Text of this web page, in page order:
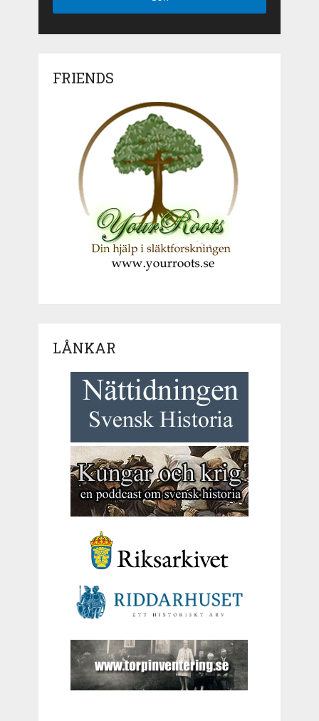
FRIENDS
LÅNKAR